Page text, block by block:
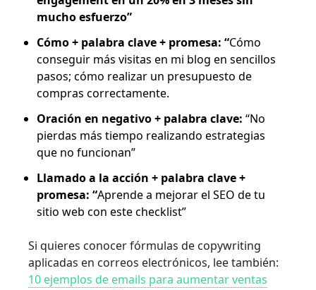
mucho esfuerzo”
Cómo + palabra clave + promesa: “Cómo
conseguir más visitas en mi blog en sencillos
pasos; cómo realizar un presupuesto de
compras correctamente.
Oración en negativo + palabra clave: “No
pierdas más tiempo realizando estrategias
que no funcionan”
Llamado a la acción + palabra clave +
promesa: “Aprende a mejorar el SEO de tu
sitio web con este checklist”
Si quieres conocer fórmulas de copywriting
aplicadas en correos electrónicos, lee también:
10 ejemplos de emails para aumentar ventas